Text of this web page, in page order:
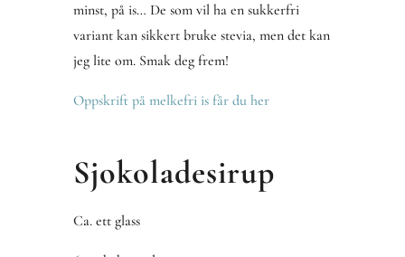
minst, på is… De som vil ha en sukkerfri
variant kan sikkert bruke stevia, men det kan
jeg lite om. Smak deg frem!
Oppskrift på melkefri is får du her
Sjokoladesirup
Ca. ett glass